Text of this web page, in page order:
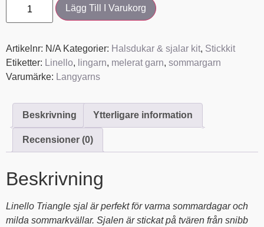
Lägg Till I Varukorg
Artikelnr: N/A Kategorier: Halsdukar & sjalar kit, Stickkit
Etiketter: Linello, lingarn, melerat garn, sommargarn
Varumärke: Langyarns
Beskrivning Ytterligare information
Recensioner (0)
Beskrivning
Linello Triangle sjal är perfekt för varma sommardagar och
milda sommarkvällar. Sjalen är stickat på tvären från snibb